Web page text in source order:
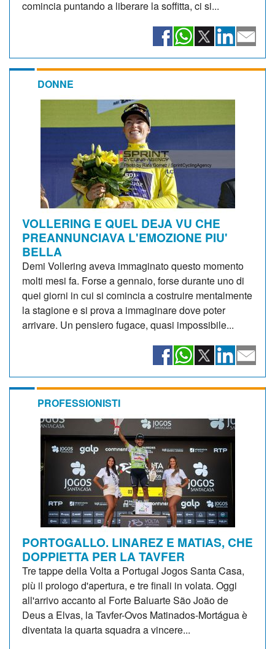
comincia puntando a liberare la soffitta, ci si...
DONNE
VOLLERING E QUEL DEJA VU CHE
PREANNUNCIAVA L'EMOZIONE PIU'
BELLA
Demi Vollering aveva immaginato questo momento
molti mesi fa. Forse a gennaio, forse durante uno di
quei giorni in cui si comincia a costruire mentalmente
la stagione e si prova a immaginare dove poter
arrivare. Un pensiero fugace, quasi impossibile...
PROFESSIONISTI
PORTOGALLO. LINAREZ E MATIAS, CHE
DOPPIETTA PER LA TAVFER
Tre tappe della Volta a Portugal Jogos Santa Casa,
più il prologo d'apertura, e tre finali in volata. Oggi
all'arrivo accanto al Forte Baluarte São João de
Deus a Elvas, la Tavfer-Ovos Matinados-Mortágua è
diventata la quarta squadra a vincere...